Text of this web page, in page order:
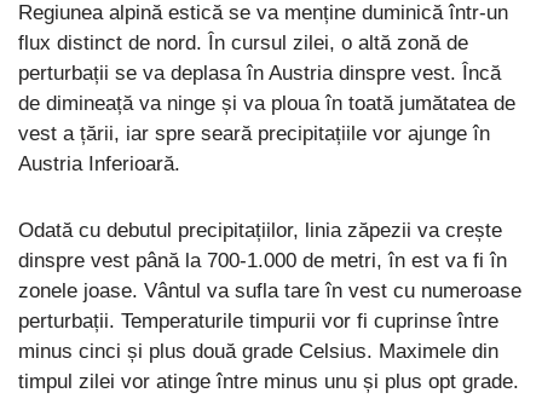
Regiunea alpină estică se va menține duminică într-un
flux distinct de nord. În cursul zilei, o altă zonă de
perturbații se va deplasa în Austria dinspre vest. Încă
de dimineață va ninge și va ploua în toată jumătatea de
vest a țării, iar spre seară precipitațiile vor ajunge în
Austria Inferioară.
Odată cu debutul precipitațiilor, linia zăpezii va crește
dinspre vest până la 700-1.000 de metri, în est va fi în
zonele joase. Vântul va sufla tare în vest cu numeroase
perturbații. Temperaturile timpurii vor fi cuprinse între
minus cinci și plus două grade Celsius. Maximele din
timpul zilei vor atinge între minus unu și plus opt grade.